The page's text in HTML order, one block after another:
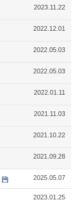
2023.11.22
2022.12.01
2022.05.03
2022.05.03
2022.01.11
2021.11.03
2021.10.22
2021.09.28
2025.05.07
2023.01.25